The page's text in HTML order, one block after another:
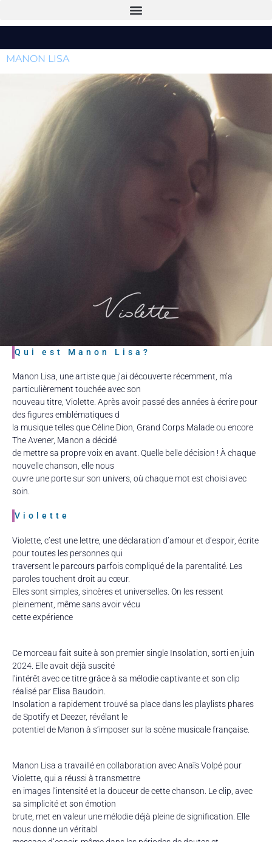
MANON LISA
Qui est Manon Lisa?
Manon Lisa, une artiste que j’ai découverte récemment, m’a
particulièrement touchée avec son
nouveau titre, Violette. Après avoir passé des années à écrire pour
des figures emblématiques d
la musique telles que Céline Dion, Grand Corps Malade ou encore
The Avener, Manon a décidé
de mettre sa propre voix en avant. Quelle belle décision ! À chaque
nouvelle chanson, elle nous
ouvre une porte sur son univers, où chaque mot est choisi avec
soin.
Violette
Violette, c’est une lettre, une déclaration d’amour et d’espoir, écrite
pour toutes les personnes qui
traversent le parcours parfois compliqué de la parentalité. Les
paroles touchent droit au cœur.
Elles sont simples, sincères et universelles. On les ressent
pleinement, même sans avoir vécu
cette expérience
Ce morceau fait suite à son premier single Insolation, sorti en juin
2024. Elle avait déjà suscité
l’intérêt avec ce titre grâce à sa mélodie captivante et son clip
réalisé par Elisa Baudoin.
Insolation a rapidement trouvé sa place dans les playlists phares
de Spotify et Deezer, révélant le
potentiel de Manon à s’imposer sur la scène musicale française.
Manon Lisa a travaillé en collaboration avec Anaïs Volpé pour
Violette, qui a réussi à transmettre
en images l’intensité et la douceur de cette chanson. Le clip, avec
sa simplicité et son émotion
brute, met en valeur une mélodie déjà pleine de signification. Elle
nous donne un véritabl